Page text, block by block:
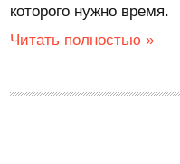
которого нужно время.
Читать полностью »